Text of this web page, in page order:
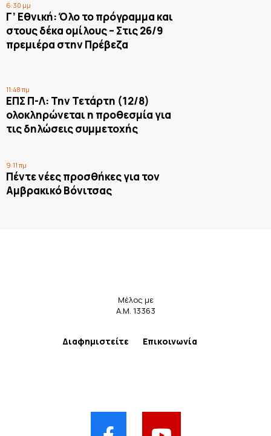
6:30 μμ
Γ’ Εθνική: Όλο το πρόγραμμα και
στους δέκα ομίλους – Στις 26/9
πρεμιέρα στην Πρέβεζα
11:48 πμ
ΕΠΣ Π-Λ: Την Τετάρτη (12/8)
ολοκληρώνεται η προθεσμία για
τις δηλώσεις συμμετοχής
9:11 πμ
Πέντε νέες προσθήκες για τον
Αμβρακικό Βόνιτσας
Μέλος με
Α.Μ. 13363
Διαφημιστείτε Επικοινωνία